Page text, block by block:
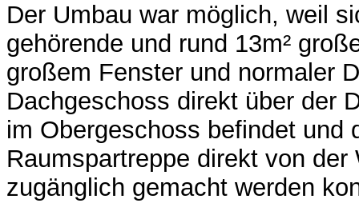
Der Umbau war möglich, weil
gehörende und rund 13m²
großem Fenster und normaler
Dachgeschoss direkt über der
im Obergeschoss befindet und
Raumspartreppe direkt von der
zugänglich gemacht werden